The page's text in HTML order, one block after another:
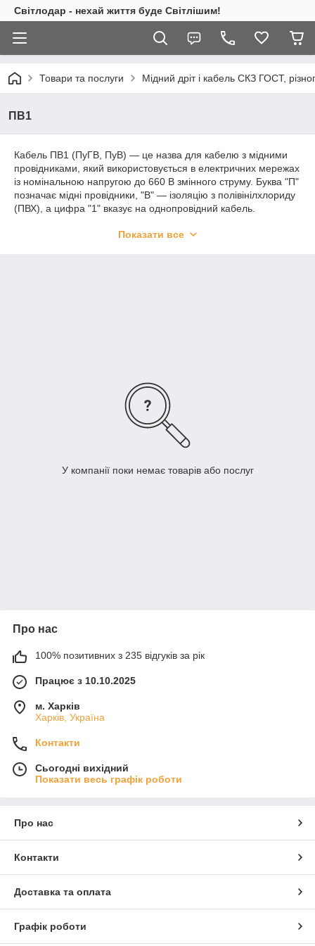
Світлодар - нехай життя буде Світлішим!
Товари та послуги Мідний дріт і кабель СКЗ ГОСТ,
ПВ1
Кабель ПВ1 (ПуГВ, ПуВ) — це назва для кабелю з мідними
провідниками, який використовується в електричних мережах
із номінальною напругою до 660 В змінного струму. Буква "П"
позначає мідні провідники, "В" — ізоляцію з полівінілхлориду
(ПВХ), а цифра "1" вказує на однопровідний кабель.
включно з прокладанням силових і управних ланцюгів у
умови та інші параметри, щоб забезпечити безпечне та
надійне функціонування електричних пристроїв і мереж.
Показати все
У компанії поки немає товарів або послуг
Про нас
100% позитивних з 235 відгуків за рік
Працює з 10.10.2025
м. Харків
Харків, Україна
Контакти
Сьогодні вихідний
Показати весь графік роботи
Про нас
Контакти
Доставка та оплата
Графік роботи